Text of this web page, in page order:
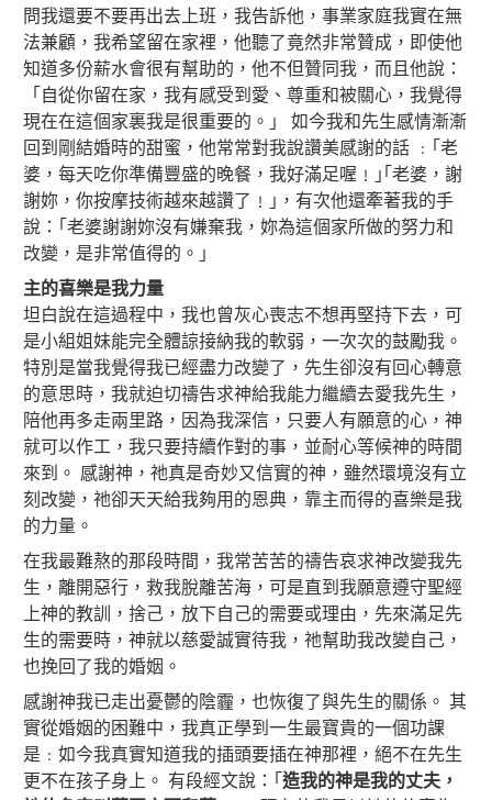
問我還要不要再出去上班，我告訴他，事業家庭我實在無
法兼顧，我希望留在家裡，他聽了竟然非常贊成，即使他
知道多份薪水會很有幫助的，他不但贊同我，而且他說：
「自從你留在家，我有感受到愛、尊重和被關心，我覺得
現在在這個家裏我是很重要的。」 如今我和先生感情漸漸
回到剛結婚時的甜蜜，他常常對我說讚美感謝的話 ﹕｢老
婆，每天吃你準備豐盛的晚餐，我好滿足喔﹗｣｢老婆，謝
謝妳，你按摩技術越來越讚了﹗｣，有次他還牽著我的手
說：｢老婆謝謝妳沒有嫌棄我，妳為這個家所做的努力和
改變，是非常值得的。｣
主的喜樂是我力量
坦白說在這過程中，我也曾灰心喪志不想再堅持下去，可
是小組姐妹能完全體諒接納我的軟弱，一次次的鼓勵我。
特別是當我覺得我已經盡力改變了，先生卻沒有回心轉意
的意思時，我就迫切禱告求神給我能力繼續去愛我先生，
陪他再多走兩里路，因為我深信，只要人有願意的心，神
就可以作工，我只要持續作對的事，並耐心等候神的時間
來到。 感謝神，祂真是奇妙又信實的神，雖然環境沒有立
刻改變，祂卻天天給我夠用的恩典，靠主而得的喜樂是我
的力量。
在我最難熬的那段時間，我常苦苦的禱告哀求神改變我先
生，離開惡行，救我脫離苦海，可是直到我願意遵守聖經
上神的教訓，捨己，放下自己的需要或理由，先來滿足先
生的需要時，神就以慈愛誠實待我，祂幫助我改變自己，
也挽回了我的婚姻。
感謝神我已走出憂鬱的陰霾，也恢復了與先生的關係。 其
實從婚姻的困難中，我真正學到一生最寶貴的一個功課
是﹕如今我真實知道我的插頭要插在神那裡，絕不在先生
更不在孩子身上。 有段經文說：｢ 造我的神是我的丈夫，